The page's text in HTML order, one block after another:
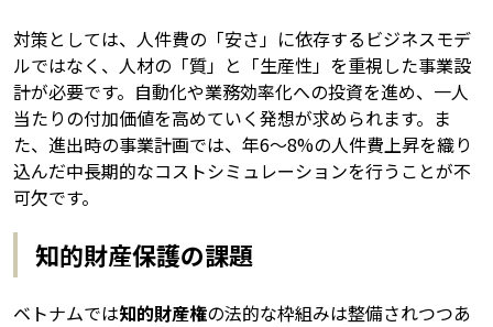
対策としては、人件費の「安さ」に依存するビジネスモデ
ルではなく、人材の「質」と「生産性」を重視した事業設
計が必要です。自動化や業務効率化への投資を進め、一人
当たりの付加価値を高めていく発想が求められます。ま
た、進出時の事業計画では、年6〜8%の人件費上昇を織り
込んだ中長期的なコストシミュレーションを行うことが不
可欠です。
知的財産保護の課題
ベトナムでは知的財産権の法的な枠組みは整備されつつあ